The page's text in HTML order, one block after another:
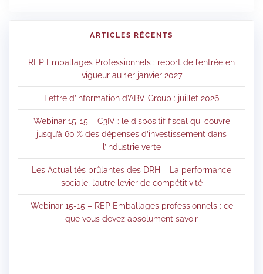
ARTICLES RÉCENTS
REP Emballages Professionnels : report de l’entrée en
vigueur au 1er janvier 2027
Lettre d’information d’ABV-Group : juillet 2026
Webinar 15-15 – C3IV : le dispositif fiscal qui couvre
jusqu’à 60 % des dépenses d’investissement dans
l’industrie verte
Les Actualités brûlantes des DRH – La performance
sociale, l’autre levier de compétitivité
Webinar 15-15 – REP Emballages professionnels : ce
que vous devez absolument savoir